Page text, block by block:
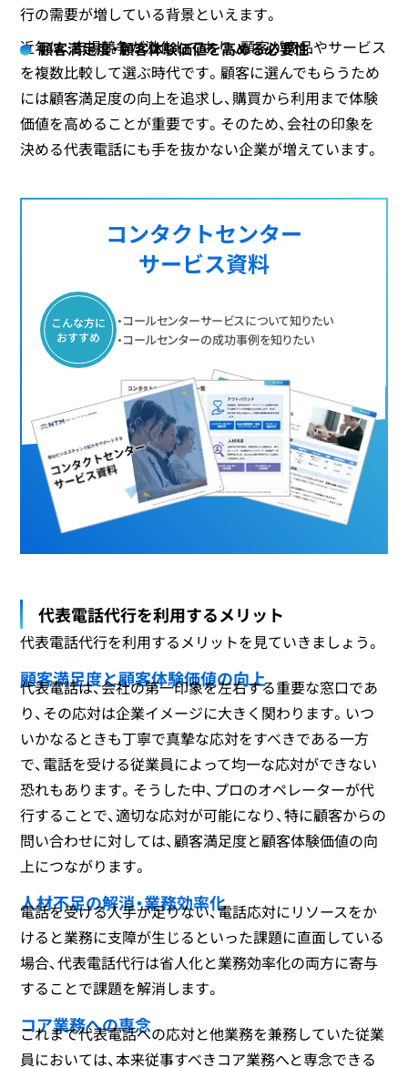
行の需要が増している背景といえます。
顧客満足度・顧客体験価値を高める必要性
近年は、市場競争が激化しており、顧客が商品やサービス
を複数比較して選ぶ時代です。顧客に選んでもらうため
には顧客満足度の向上を追求し、購買から利用まで体験
価値を高めることが重要です。そのため、会社の印象を
決める代表電話にも手を抜かない企業が増えています。
コンタクトセンター
サービス資料
こんな方に
おすすめ
・コールセンターサービスについて知りたい
・コールセンターの成功事例を知りたい
代表電話代行を利用するメリット
代表電話代行を利用するメリットを見ていきましょう。
顧客満足度と顧客体験価値の向上
代表電話は、会社の第一印象を左右する重要な窓口であ
り、その応対は企業イメージに大きく関わります。いつ
いかなるときも丁寧で真摯な応対をすべきである一方
で、電話を受ける従業員によって均一な応対ができない
恐れもあります。そうした中、プロのオペレーターが代
行することで、適切な応対が可能になり、特に顧客からの
問い合わせに対しては、顧客満足度と顧客体験価値の向
上につながります。
人材不足の解消・業務効率化
電話を受ける人手が足りない、電話応対にリソースをか
けると業務に支障が生じるといった課題に直面している
場合、代表電話代行は省人化と業務効率化の両方に寄与
することで課題を解消します。
コア業務への専念
これまで代表電話への応対と他業務を兼務していた従業
員においては、本来従事すべきコア業務へと専念できる